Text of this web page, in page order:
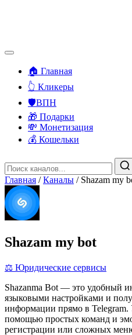
🏠 Главная
👆 Кликеры
🛡️ВПН
🎁 Подарки
💸 Монетизация
💰 Кошельки
Главная / Каналы / Shazam my
Shazam my bot
⚖️ Юридические сервисы
Shazanma Bot — это удобный
языковыми настройками и
информации прямо в Telegram.
помощью простых команд и
регистрации или сложных